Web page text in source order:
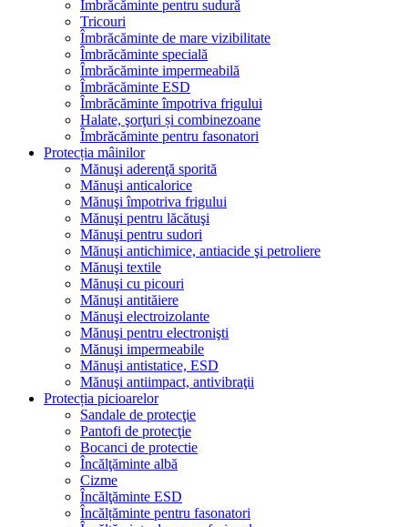
Îmbrăcăminte pentru sudură
Tricouri
Îmbrăcăminte de mare vizibilitate
Îmbrăcăminte specială
Îmbrăcăminte impermeabilă
Îmbrăcăminte ESD
Îmbrăcăminte împotriva frigului
Halate, şorţuri și combinezoane
Îmbrăcăminte pentru fasonatori
Protecția mâinilor
Mănuşi aderenţă sporită
Mănuşi anticalorice
Mănuşi împotriva frigului
Mănuşi pentru lăcătuşi
Mănuşi pentru sudori
Mănuşi antichimice, antiacide şi petroliere
Mănuşi textile
Mănuşi cu picouri
Mănuşi antităiere
Mănuşi electroizolante
Mănuşi pentru electronişti
Mănuşi impermeabile
Mănuşi antistatice, ESD
Mănuşi antiimpact, antivibraţii
Protecția picioarelor
Sandale de protecţie
Pantofi de protecţie
Bocanci de protectie
Încălţăminte albă
Cizme
Încălţăminte ESD
Încălțăminte pentru fasonatori